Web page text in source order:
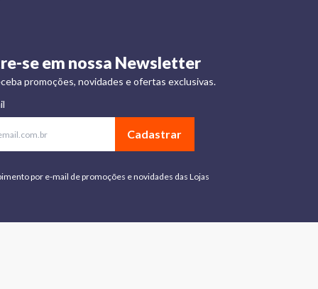
se em nossa Newsletter
promoções, novidades e ofertas exclusivas.
Cadastrar
por e-mail de promoções e novidades das Lojas